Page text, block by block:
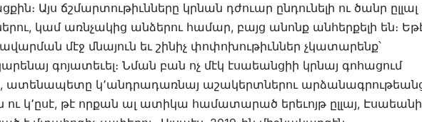
Այս ճշմարտութիւնները կրնան դժուար ընդունելի ու ծանր ըլլալ
կամ առնչակից անձերու համար, բայց անոնք անհերքելի են։
մէջ մնայուն եւ շինիչ փոփոխութիւններ չկատարենք՝
գոյատեւել։ Նման բան ոչ մէկ էսաեանցիի կրնայ գոհացում
ատենապետը կ՚անդրադառնայ աշակերտներու
ու կ՚ըսէ, թէ որքան ալ ատիկա համատարած երեւոյթ ըլլայ, Էսաեանի